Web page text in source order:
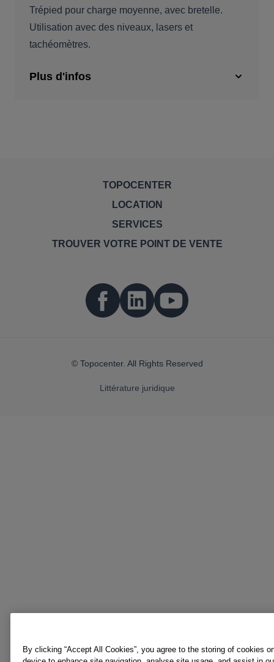
Trépied pour charge moyenne, avec bretelle.
Utilisation avec des niveaux, lasers et
tachéomètres.
Plus d'infos
TOPOCENTER
LOCATION
SERVICES
TROUVER VOTRE POINT DE VENTE
© Topocenter. All Rights Reserved
Littérature juridique
By clicking “Accept All Cookies”, you agree to the storing of cookies
device to enhance site navigation, analyse site usage, and assist in